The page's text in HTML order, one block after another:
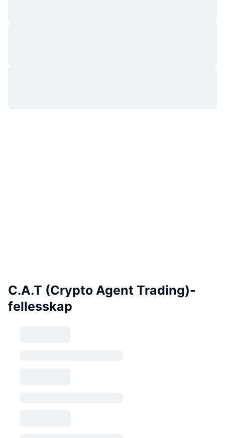
C.A.T (Crypto Agent Trading)-
fellesskap